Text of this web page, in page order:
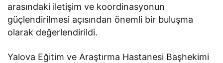
arasındaki iletişim ve koordinasyonun
güçlendirilmesi açısından önemli bir buluşma
olarak değerlendirildi.
Yalova Eğitim ve Araştırma Hastanesi Başhekimi